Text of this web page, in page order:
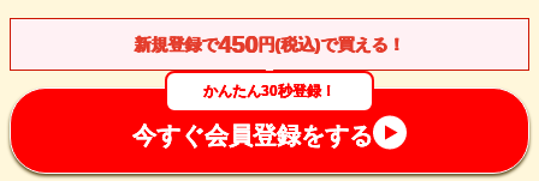
新規登録で450円(税込)で買える！
かんたん30秒登録！
今すぐ会員登録をする